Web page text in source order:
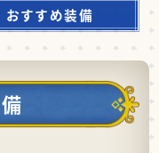
おすすめ装備